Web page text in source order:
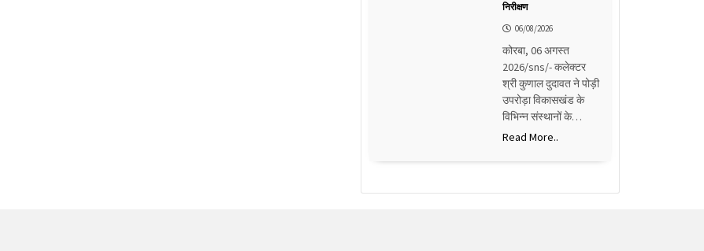
निरीक्षण
06/08/2026
कोरबा, 06 अगस्त
2026/sns/- कलेक्टर
श्री कुणाल दुदावत ने पोड़ी
उपरोड़ा विकासखंड के
विभिन्न संस्थानों के…
Read More..